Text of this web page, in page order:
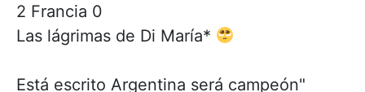
2 Francia 0
Las lágrimas de Di María*
Está escrito Argentina será campeón"